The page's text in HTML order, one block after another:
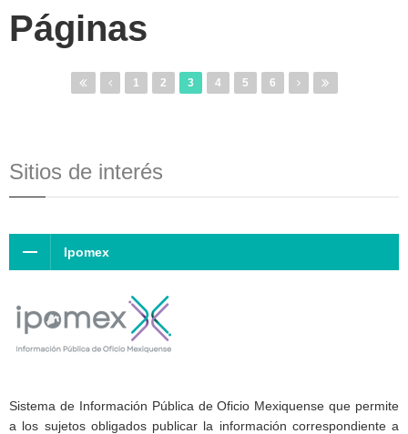
Páginas
1 2 3 4 5 6
Sitios de interés
Ipomex
Sistema de Información Pública de Oficio Mexiquense que permite
a los sujetos obligados publicar la información correspondiente a